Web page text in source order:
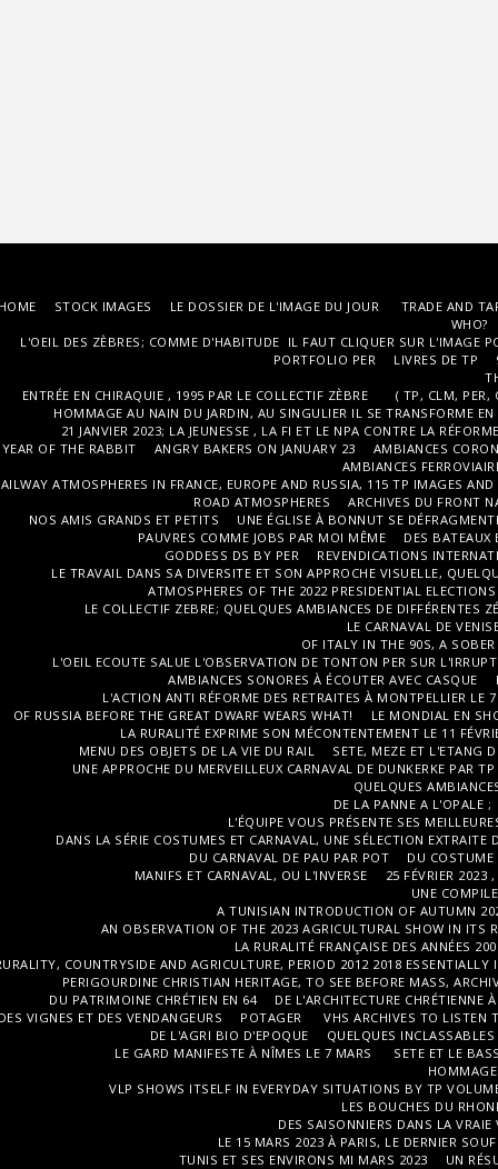
STOCK IMAGES LE DOSSIER DE L'IMAGE DU JOUR
TRADE AND
WHO?
L'OEIL DES ZÈBRES; COMME D'HABITUDE IL FAUT CLIQUER SUR L'IMAGE
PORTFOLIO PER
LIVRES DE TP
ENTRÉE EN CHIRAQUIE , 1995 PAR LE COLLECTIF ZÈBRE ( TP, CLM, PER,
HOMMAGE AU NAIN DU JARDIN, AU SINGULIER IL SE TRANSFORME
21 JANVIER 2023; LA JEUNESSE , LA FI ET LE NPA CONTRE LA
YEAR OF THE RABBIT
ANGRY BAKERS ON JANUARY 23
AMBIANCES
AMBIANCES
ATMOSPHERES IN FRANCE, EUROPE AND RUSSIA, 115 TP IMAGES
ROAD ATMOSPHERES
ARCHIVES DU FRONT
NOS AMIS GRANDS ET PETITS
UNE ÉGLISE À BONNUT SE
PAUVRES COMME JOBS PAR MOI MÊME
DES BATEAUX
GODDESS DS BY PER
REVENDICATIONS
LE TRAVAIL DANS SA DIVERSITE ET SON APPROCHE VISUELLE,
ATMOSPHERES OF THE 2022 PRESIDENTIAL ELECTIONS
LE COLLECTIF ZEBRE; QUELQUES AMBIANCES DE DIFFÉRENTES
LE CARNAVAL DE
OF ITALY IN THE 90S, A
L'OEIL ECOUTE SALUE L'OBSERVATION DE TONTON PER SUR
AMBIANCES SONORES À ÉCOUTER AVEC CASQUE
L'ACTION ANTI RÉFORME DES RETRAITES À MONTPELLIER LE
OF RUSSIA BEFORE THE GREAT DWARF WEARS WHAT!
LE MONDIAL EN
LA RURALITÉ EXPRIME SON MÉCONTENTEMENT LE 11
MENU DES OBJETS DE LA VIE DU RAIL
SETE, MEZE ET L'ETANG
UNE APPROCHE DU MERVEILLEUX CARNAVAL DE DUNKERKE PAR TP
QUELQUES
DE LA PANNE A L'OPALE
L'ÉQUIPE VOUS PRÉSENTE SES
DANS LA SÉRIE COSTUMES ET CARNAVAL, UNE SÉLECTION
DU CARNAVAL DE PAU PAR POT
DU COSTUME
MANIFS ET CARNAVAL, OU L'INVERSE
25 FÉVRIER 2023
UNE
A TUNISIAN INTRODUCTION OF AUTUMN
AN OBSERVATION OF THE 2023 AGRICULTURAL SHOW IN ITS
LA RURALITÉ FRANÇAISE DES ANNÉES
COUNTRYSIDE AND AGRICULTURE, PERIOD 2012 2018 ESSENTIALLY
PERIGOURDINE CHRISTIAN HERITAGE, TO SEE BEFORE MASS,
DU PATRIMOINE CHRÉTIEN EN 64
DE L'ARCHITECTURE CHRÉTIENNE
VIGNES ET DES VENDANGEURS
POTAGER
VHS ARCHIVES TO LISTEN
DE L'AGRI BIO D'EPOQUE
QUELQUES
LE GARD MANIFESTE À NÎMES LE 7 MARS
SETE ET LE
VLP SHOWS ITSELF IN EVERYDAY SITUATIONS BY TP
LES BOUCHES DU
DES SAISONNIERS DANS LA
LE 15 MARS 2023 À PARIS, LE DERNIER
TUNIS ET SES ENVIRONS MI MARS 2023
UN